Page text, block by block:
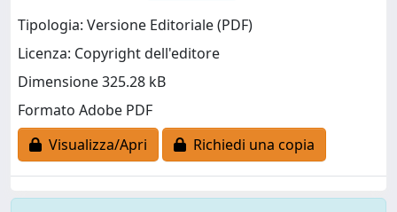
Tipologia: Versione Editoriale (PDF)
Licenza: Copyright dell'editore
Dimensione 325.28 kB
Formato Adobe PDF
Visualizza/Apri
Richiedi una copia